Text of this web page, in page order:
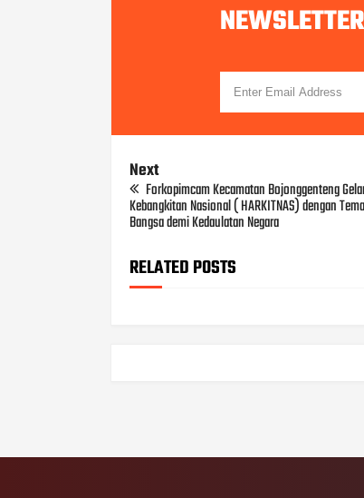
Next
Forkopimcam Kecamatan Bojonggenteng
Kebangkitan Nasional ( HARKITNAS) dengan
Bangsa demi Kedaulatan Negara
RELATED POSTS